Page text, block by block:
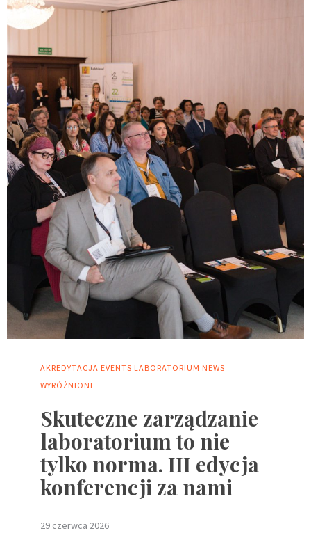
AKREDYTACJA EVENTS LABORATORIUM NEWS
WYRÓŻNIONE
Skuteczne zarządzanie
laboratorium to nie
tylko norma. III edycja
konferencji za nami
29 czerwca 2026